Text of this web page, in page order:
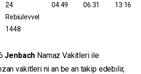
24
Rebiulevvel
1448
04:49 06:31 13:16
Jenbach Namaz Vakitleri ile
vakitleri ni an be an takip edebilir,